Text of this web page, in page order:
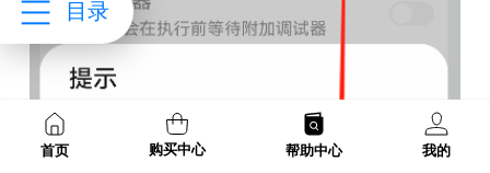
目录
首页 购买中心 帮助中心 我的